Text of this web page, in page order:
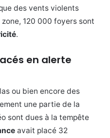
des vents violents
120 000 foyers sont
.
en alerte
ou bien encore des
une partie de la
sont dues à la tempête
avait placé 32